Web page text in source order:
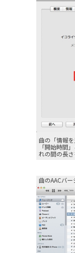
曲の「情報
「開始時間
れの間の長
曲のAACバ